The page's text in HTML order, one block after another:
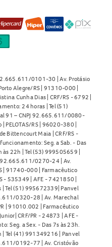
Caps 15.000UI Cápsulas
insuficiência renal,
ou hiperfosfatemia
de iniciar o uso. Informe
sobre outros
Cápsulas Moles
exige apresentação
de um medicamento
um profissional de
este produto.
0101-30 | Av. Protásio
Alegre/RS | 91310-000 |
Cunha Dias | CRF/RS - 6792 |
24 horas | Tel (51)
91 – CNPJ 92.665.611/0080-
PELOTAS/RS | 96020-380 |
Bittencourt Maia | CRF/RS -
Seg. a Sab. - Das
22h | Tel (53) 999505659 |
92.665.611/0270-24 | Av.
| 91740-000 | Farmacêutico
- 535349 | AFE - 7421850 |
Tel (51) 995672339| Panvel
0320-28 | Av. Marechal
| 91010.002 | Farmacêutico
CRF/PR - 24873 | AFE -
Seg. a Sex. - Das 7s às 23h.
| Tel (41) 991349216 | Panvel
0192-77 | Av. Cristóvão